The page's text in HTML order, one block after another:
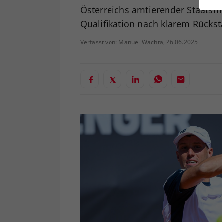
Österreichs amtierender
Qualifikation nach klarem
Verfasst von: Manuel Wachta, 26.06.2025